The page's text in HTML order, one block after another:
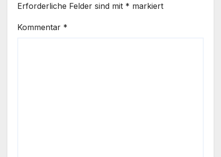
Erforderliche Felder sind mit * markiert
Kommentar *